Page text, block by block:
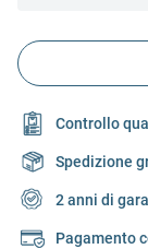
Controllo
Spedizione
2 anni di
Pagamento